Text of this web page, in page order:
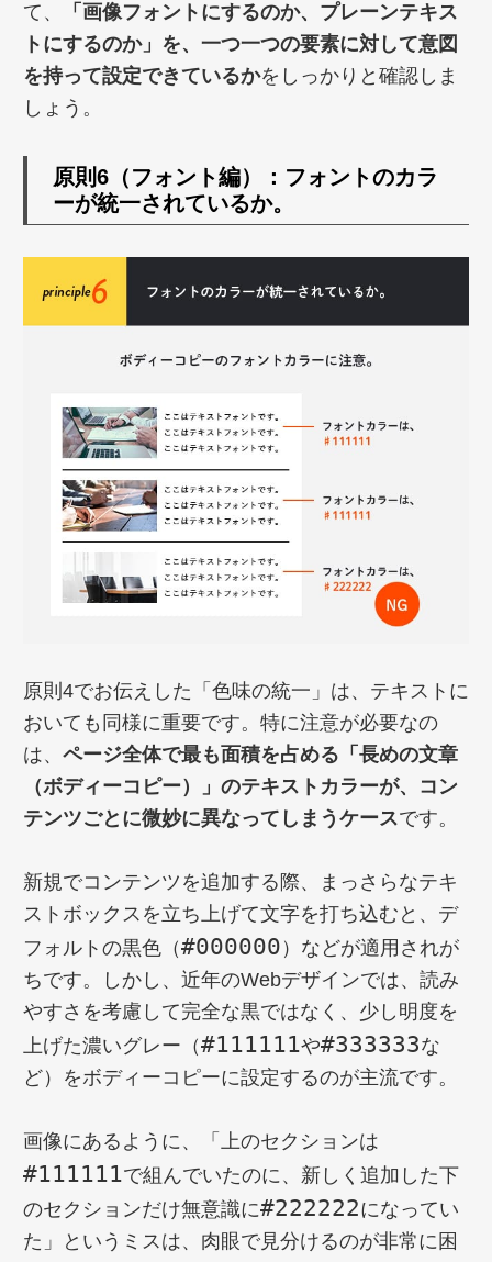
て、
「画像フォントにするのか、プレーンテキス
トにするのか」を、一つ一つの要素に対して意図
を持って設定できているかをしっかりと確認しま
しょう。
原則6（フォント編）：フォントのカラ
ーが統一されているか。
原則4でお伝えした「色味の統一」は、テキストに
おいても同様に重要です。特に注意が必要なの
は、 ページ全体で最も面積を占める「長めの文章
（ボディーコピー）」のテキストカラーが、コン
テンツごとに微妙に異なってしまうケースです。
新規でコンテンツを追加する際、まっさらなテキ
ストボックスを立ち上げて文字を打ち込むと、デ
フォルトの黒色（#000000 ）などが適用されが
ちです。しかし、近年のWebデザインでは、読み
やすさを考慮して完全な黒ではなく、少し明度を
上げた濃いグレー（#111111や#333333な
ど）をボディーコピーに設定するのが主流です。
画像にあるように、「上のセクションは
#111111で組んでいたのに、新しく追加した下
のセクションだけ無意識に#222222になってい
た」というミスは、肉眼で見分けるのが非常に困